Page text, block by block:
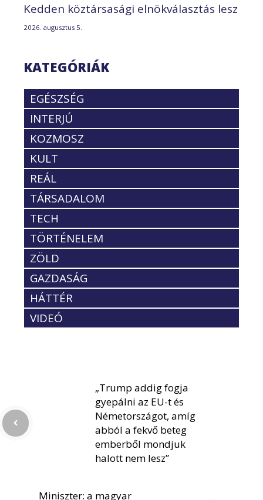
Kedden köztársasági elnökválasztás lesz
2026. augusztus 5.
KATEGÓRIÁK
EGÉSZSÉG
INTERJÚ
KOZMOSZ
KULT
REÁL
TÁRSADALOM
TECH
TÖRTÉNELEM
ZÖLD
GAZDASÁG
HÁTTÉR
VIDEÓ
„Trump addig fogja
gyepálni az EU-t és
Németországot, amíg
abból a fekvő beteg
emberből mondjuk
halott nem lesz”
Miniszter: a magyar